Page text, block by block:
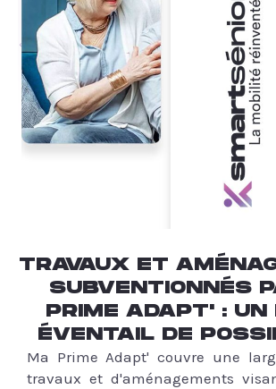
TRAVAUX ET
SUBVENTIONNÉS
PRIME ADAPT' : UN
ÉVENTAIL DE
Ma Prime Adapt' couvre une
travaux et d'aménagements